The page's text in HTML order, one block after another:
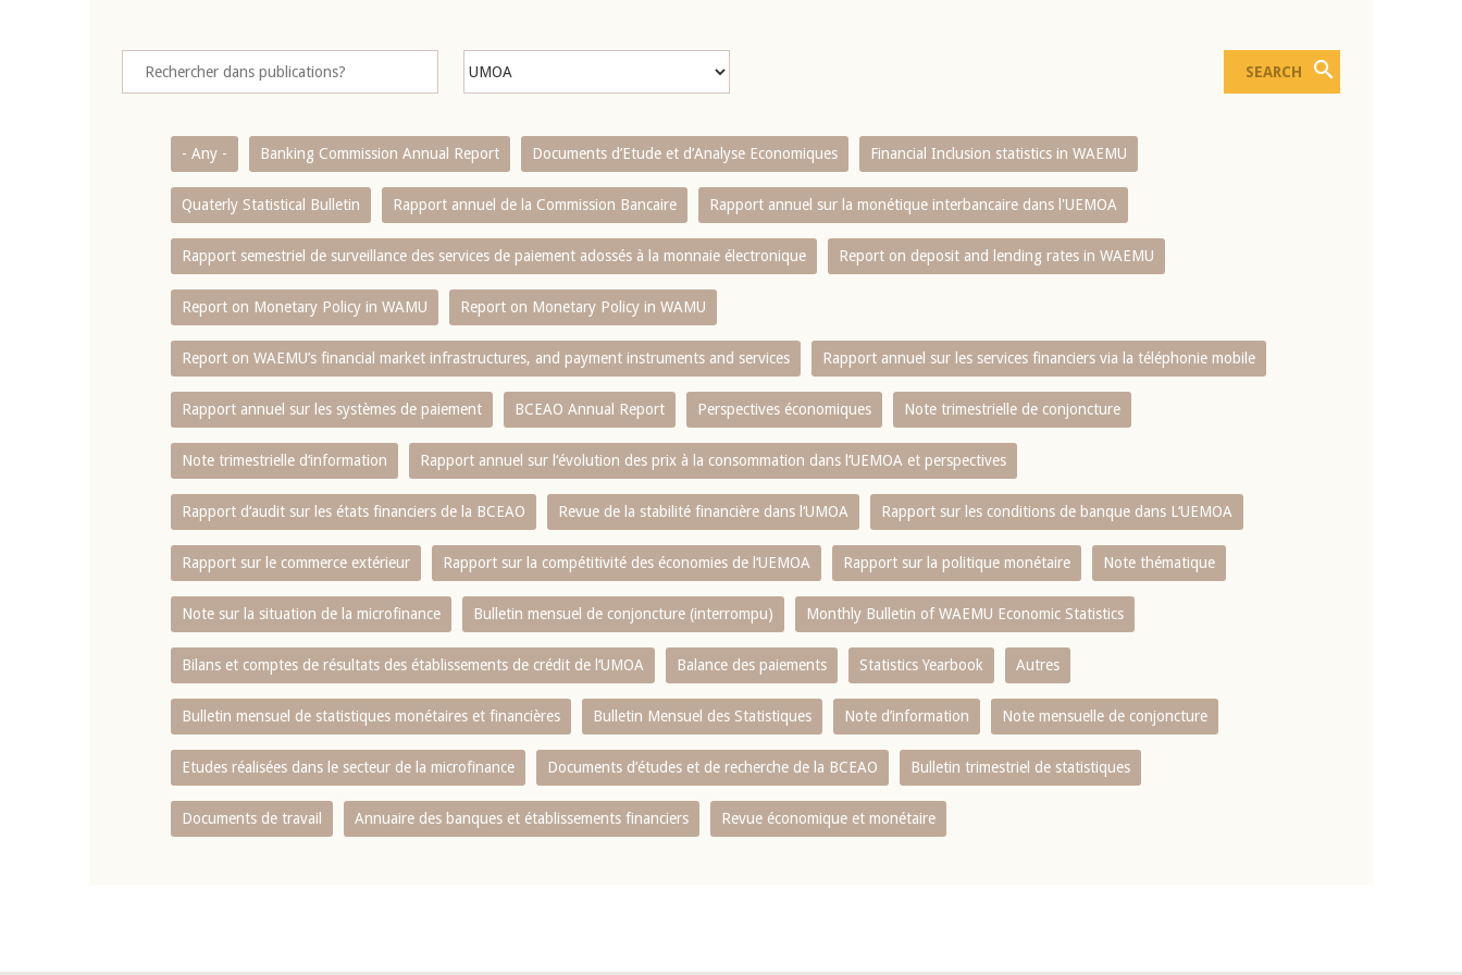
- Any - Banking Commission Annual Report Documents d’Etude et d’Analyse Economiques Financial Inclusion statistics in WAEMU
Quaterly Statistical Bulletin Rapport annuel de la Commission Bancaire Rapport annuel sur la monétique interbancaire dans l'UEMOA
Rapport semestriel de surveillance des services de paiement adossés à la monnaie électronique Report on deposit and lending rates in WAEMU
Report on Monetary Policy in WAMU Report on Monetary Policy in WAMU
Report on WAEMU’s financial market infrastructures, and payment instruments and services Rapport annuel sur les services financiers via la téléphonie mobile
Rapport annuel sur les systèmes de paiement BCEAO Annual Report Perspectives économiques Note trimestrielle de conjoncture
Note trimestrielle d‘information Rapport annuel sur l‘évolution des prix à la consommation dans l‘UEMOA et perspectives
Rapport d‘audit sur les états financiers de la BCEAO Revue de la stabilité financière dans l‘UMOA Rapport sur les conditions de banque dans L‘UEMOA
Rapport sur le commerce extérieur Rapport sur la compétitivité des économies de l‘UEMOA Rapport sur la politique monétaire Note thématique
Note sur la situation de la microfinance Bulletin mensuel de conjoncture (interrompu) Monthly Bulletin of WAEMU Economic Statistics
Bilans et comptes de résultats des établissements de crédit de l‘UMOA Balance des paiements Statistics Yearbook Autres
Bulletin mensuel de statistiques monétaires et financières Bulletin Mensuel des Statistiques Note d’information Note mensuelle de conjoncture
Etudes réalisées dans le secteur de la microfinance Documents d’études et de recherche de la BCEAO Bulletin trimestriel de statistiques
Documents de travail Annuaire des banques et établissements financiers Revue économique et monétaire